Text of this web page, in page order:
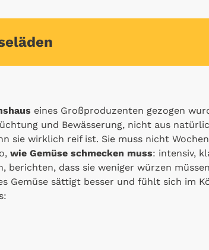
eines Großproduzenten gezogen
und Bewässerung, nicht aus
sie wirklich reif ist. Sie muss nicht
wie Gemüse schmecken muss: intensiv,
berichten, dass sie weniger würzen
Gemüse sättigt besser und fühlt sich im